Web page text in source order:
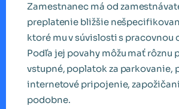
Zamestnanec má od
preplatenie bližšie
ktoré mu v súvislosti s pracovnou
Podľa jej povahy môžu mať rôznu
vstupné, poplatok za parkovanie,
internetové pripojenie,
podobne.